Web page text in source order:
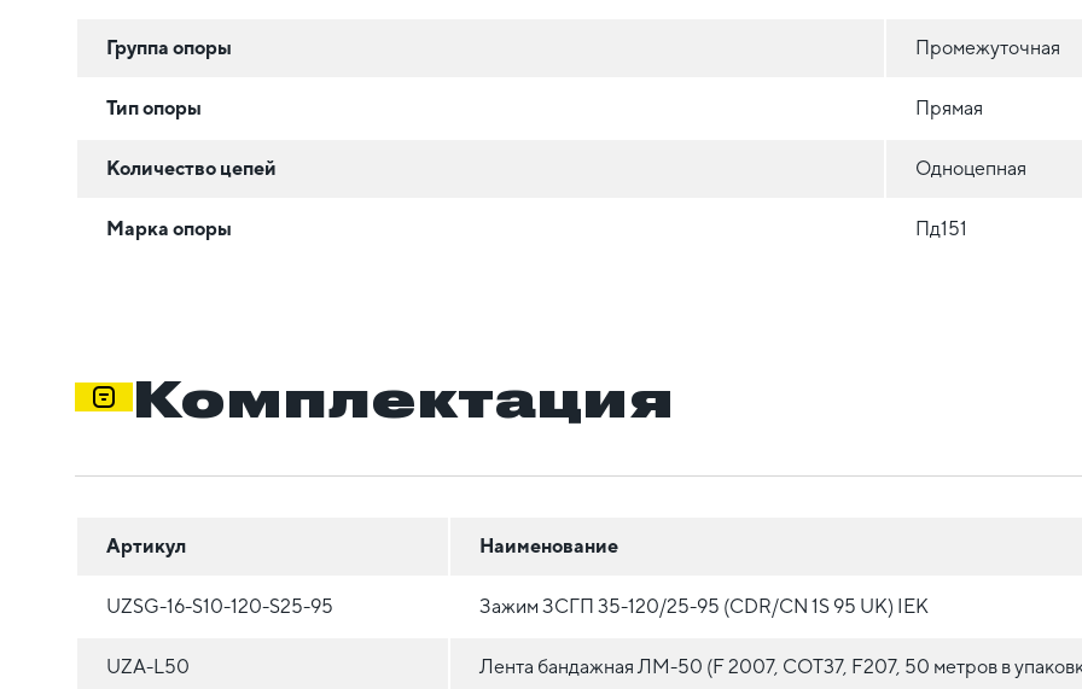
Группа опоры Промежуточная
Тип опоры Прямая
Количество цепей Одноцепная
Марка опоры Пд151
Комплектация
Артикул Наименование
UZSG-16-S10-120-S25-95 Зажим ЗСГП 35-120/25-95 (CDR/CN 1S 95 UK) IEK
UZA-L50 Лента бандажная ЛМ-50 (F 2007, COT37, F207, 50 метров в